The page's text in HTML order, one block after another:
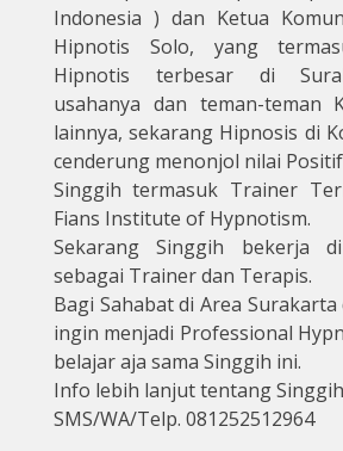
Indonesia ) dan Ketua
Hipnotis Solo, yang
Hipnotis terbesar di
usahanya dan teman-teman
lainnya, sekarang Hipnosis di
cenderung menonjol nilai
Singgih termasuk Trainer
Fians Institute of Hypnotism.
Sekarang Singgih bekerja
sebagai Trainer dan Terapis.
Bagi Sahabat di Area
ingin menjadi Professional
belajar aja sama Singgih ini.
Info lebih lanjut tentang
SMS/WA/Telp. 081252512964